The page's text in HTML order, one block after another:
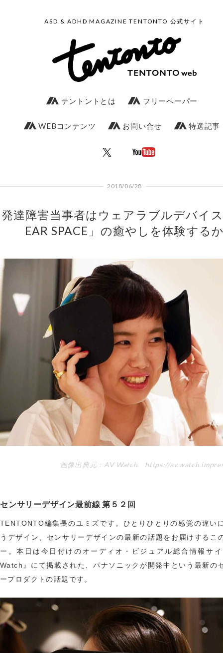
ASD & ADHD MAGAZINE TENTONTO 公式サイト
テントントとは フリーペーパー
WEBコンテンツ お問い合せ 特選記事
2018/06/28
発達障害当事者はウェアラブルデバイ
EAR SPACE」の癒やしを体験する
画像出典元：AV Watch https://
センサリーデザイン最前線 第５２回
TENTONTO編集長のユミズです。ひとりひとりの感覚の違い
うデザイン、センサリーデザインの最新の話題をお届けするこ
ー。本日は今日付けのオーディオ・ビジュアル総合情報サ
Watch』にて掲載された、パナソニックが開発中という最新の
ープロダクトの話題です。